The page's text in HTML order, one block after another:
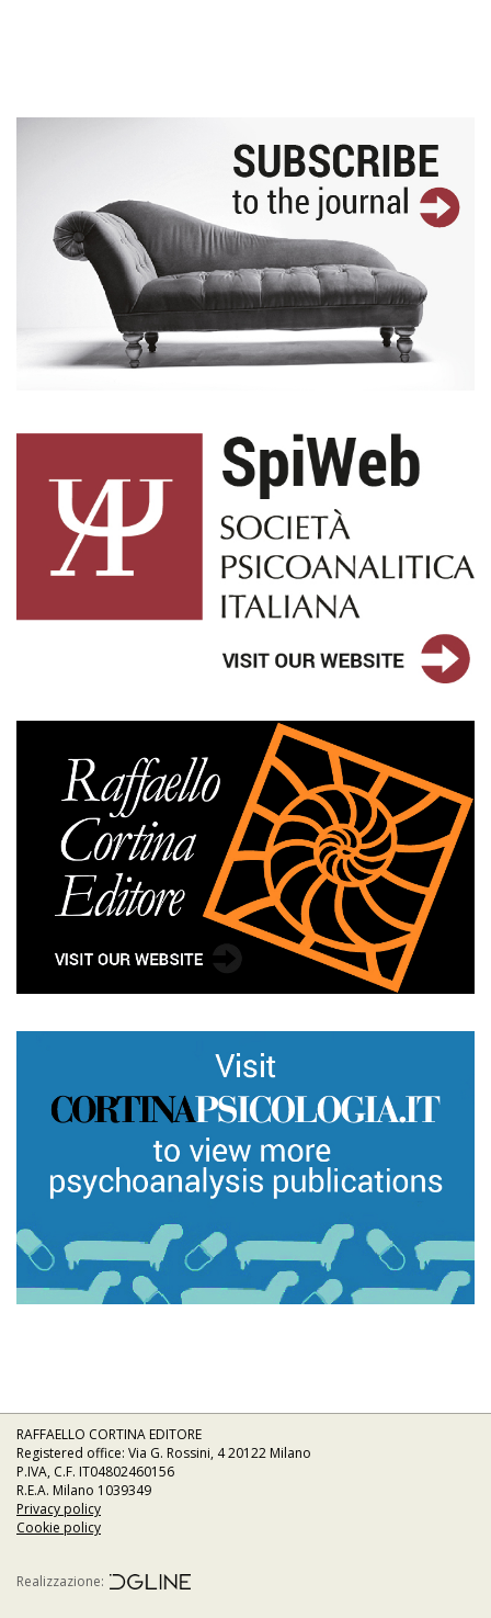
RAFFAELLO CORTINA EDITORE
Registered office: Via G. Rossini, 4 20122 Milano
P.IVA, C.F. IT04802460156
R.E.A. Milano 1039349
Privacy policy
Cookie policy
Realizzazione: